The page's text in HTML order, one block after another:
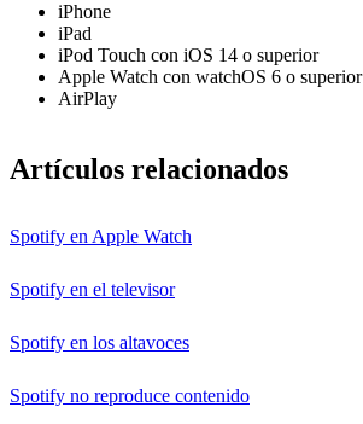
iPhone
iPad
iPod Touch con iOS 14 o superior
Apple Watch con watchOS 6 o superior
AirPlay
Artículos relacionados
Spotify en Apple Watch
Spotify en el televisor
Spotify en los altavoces
Spotify no reproduce contenido